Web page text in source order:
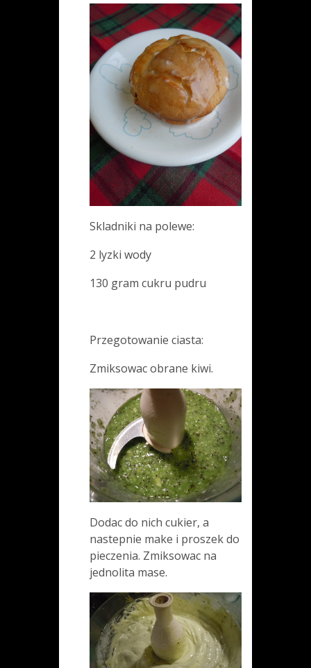
Skladniki na polewe:
2 lyzki wody
130 gram cukru pudru
Przegotowanie ciasta:
Zmiksowac obrane kiwi.
Dodac do nich cukier, a
nastepnie make i proszek do
pieczenia. Zmiksowac na
jednolita mase.